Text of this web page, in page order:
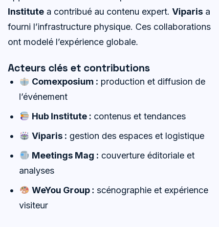
Institute a contribué au contenu expert. Viparis a
fourni l’infrastructure physique. Ces collaborations
ont modelé l’expérience globale.
Acteurs clés et contributions
Comexposium : production et diffusion de
l’événement
Hub Institute : contenus et tendances
Viparis : gestion des espaces et logistique
Meetings Mag : couverture éditoriale et
analyses
WeYou Group : scénographie et expérience
visiteur